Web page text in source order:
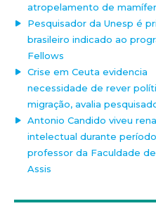
atropelamento de
Pesquisador da Unesp é
brasileiro indicado ao
Fellows
Crise em Ceuta evidencia
necessidade de rever
migração, avalia
Antonio Candido viveu
intelectual durante
professor da Faculdade
Assis